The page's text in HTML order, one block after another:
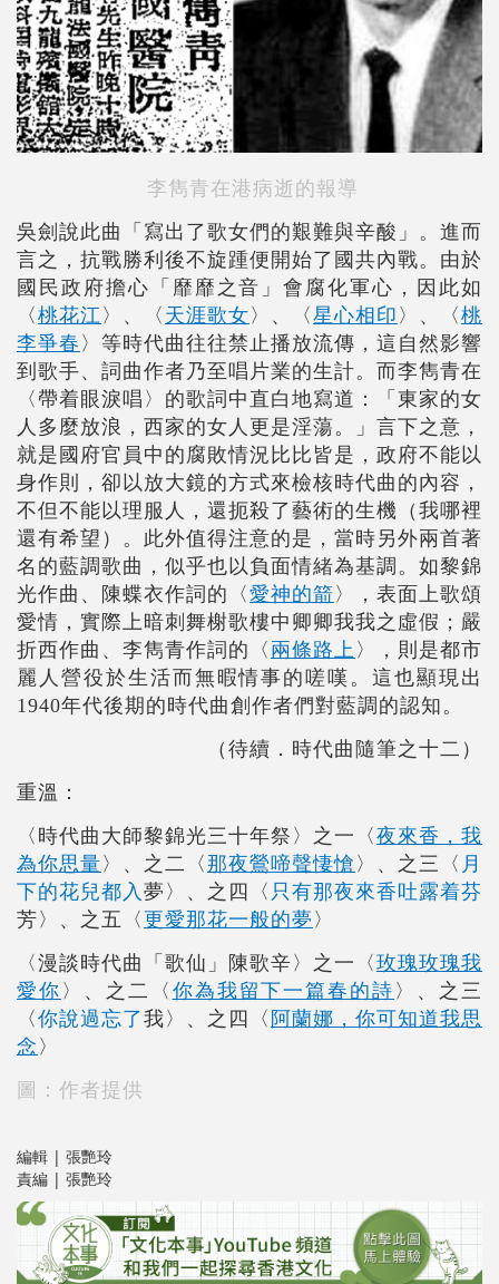
李雋青在港病逝的報導
吳劍說此曲「寫出了歌女們的艱難與辛酸」。進而
言之，抗戰勝利後不旋踵便開始了國共內戰。由於
國民政府擔心「靡靡之音」會腐化軍心，因此如
〈桃花江 〉、〈 天涯歌女〉、〈星心相印 〉、〈桃
李爭春 〉等時代曲往往禁止播放流傳，這自然影響
到歌手、詞曲作者乃至唱片業的生計。而李雋青在
〈帶着眼淚唱〉的歌詞中直白地寫道：「東家的女
人多麼放浪，西家的女人更是淫蕩。」言下之意，
就是國府官員中的腐敗情況比比皆是，政府不能以
身作則，卻以放大鏡的方式來檢核時代曲的內容，
不但不能以理服人，還扼殺了藝術的生機（我哪裡
還有希望）。此外值得注意的是，當時另外兩首著
名的藍調歌曲，似乎也以負面情緒為基調。如黎錦
光作曲、陳蝶衣作詞的〈愛神的箭〉，表面上歌頌
愛情，實際上暗刺舞榭歌樓中卿卿我我之虛假；嚴
折西作曲、李雋青作詞的〈 兩條路上 〉，則是都市
麗人營役於生活而無暇情事的嗟嘆。這也顯現出
1940年代後期的時代曲創作者們對藍調的認知。
（待續．時代曲隨筆之十二）
重溫：
〈時代曲大師黎錦光三十年祭〉之一〈夜來香，我
為你思量〉、之二〈那夜鶯啼聲悽愴 〉、之三〈 月
下的花兒都入 夢 〉、之四〈 只有那夜來香吐露着芬
芳〉、之五〈 更愛那花一般的夢 〉
〈漫談時代曲「歌仙」陳歌辛〉之一〈玫瑰玫瑰我
愛你 〉、之二〈 你為我留下一篇春的詩 〉、之三
〈你說過忘了我〉、之四〈 阿蘭娜，你可知道我思
念 〉
圖：作者提供
編輯 | 張艷玲
責編 | 張艷玲